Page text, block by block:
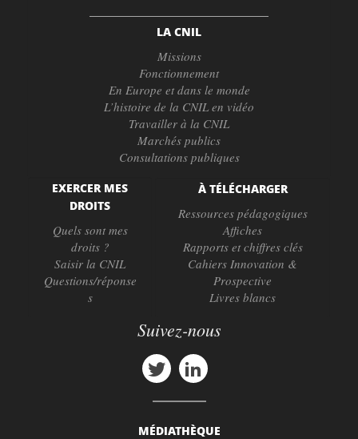
LA CNIL
Missions
Fonctionnement
En Europe et dans le monde
L’histoire de la CNIL en vidéo
Travailler à la CNIL
Marchés publics
Consultations publiques
EXERCER MES
DROITS
Quels sont mes
droits ?
Saisir la CNIL
Questions/réponse
s
À TÉLÉCHARGER
Ressources pédagogiques
Affiches
Rapports et chiffres clés
Cahiers Innovation &
Prospective
Livres blancs
Suivez-nous
MÉDIATHÈQUE